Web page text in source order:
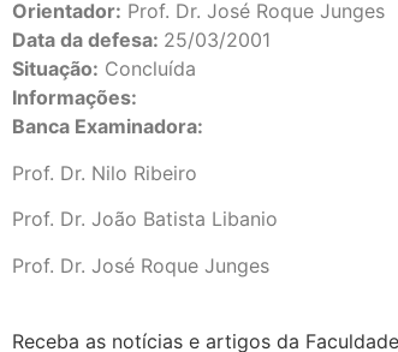
Orientador: Prof. Dr. José Roque Junges
Data da defesa: 25/03/2001
Situação: Concluída
Informações:
Banca Examinadora:
Prof. Dr. Nilo Ribeiro
Prof. Dr. João Batista Libanio
Prof. Dr. José Roque Junges
Receba as notícias e artigos da